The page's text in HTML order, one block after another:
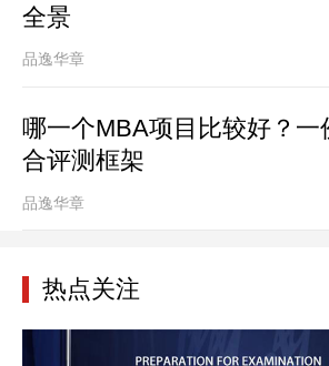
全景
品逸华章
哪一个MBA项目比较好？一
合评测框架
品逸华章
热点关注